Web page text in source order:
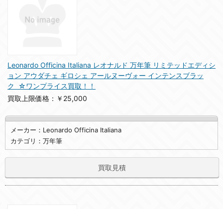
Leonardo Officina Italiana レオナルド 万年筆 リミテッドエディシ
ョン アウダチェ ギロシェ アールヌーヴォー インテンスブラッ
ク ☆ワンプライス買取！！
買取上限価格：￥25,000
メーカー：Leonardo Officina Italiana
カテゴリ：万年筆
買取見積